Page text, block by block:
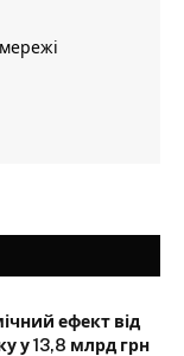
ефект від
у 13,8 млрд грн